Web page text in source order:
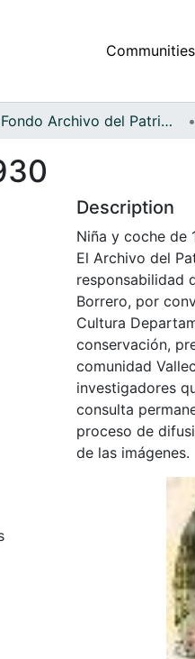
Fondo Archivo del Patrimonio Fotográfico y Fílmico del Valle del Cauca
Description
Niña y coche de
El Archivo del
responsabilidad
Borrero, por
Cultura
conservación,
comunidad
investigadores
consulta
proceso de
de las imágenes.